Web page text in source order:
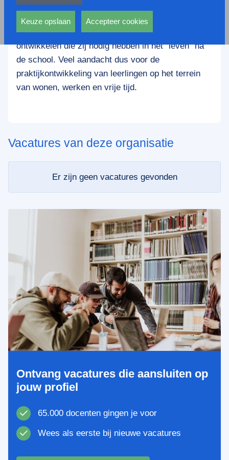
De Dreef is een school voor praktijkonderwijs in
Amsterdam Zuidoost. Leerlingen kunnen allerlei
praktijklessen volgen om competenties te
ontwikkelen die zij nodig hebben in het "leven" na
de school. Veel aandacht dus voor de
praktijkontwikkeling van leerlingen op het terrein
van wonen, werken en vrije tijd.
Vacatures van deze organisatie
Er zijn geen vacatures gevonden
Ontvang vacatures die aansluiten op
jouw profiel
65.000 docenten gingen je voor
Wees als eerste bij nieuwe vacatures
andere wordt voorkomen dat dezelfde advertentie
voortdurend verschijnt.
Keuze opslaan Accepteer cookies